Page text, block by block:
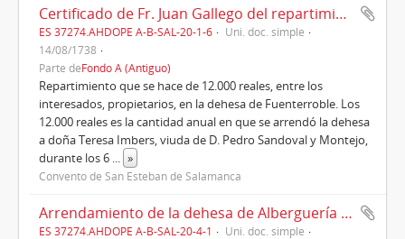
Certificado de Fr. Juan Gallego del repartimiento de 12.000 reales de la renta de Fuenterroble, jurisdicción de Ciudad Rodrigo (1738)
ES 37274.AHDOPE A-B-SAL-20-1-6
Uni. doc. simple
14/08/1738
Parte deFondo A (Antiguo)
Repartimiento que se hace de 12.000 reales, entre los
interesados, propietarios, en la dehesa de Fuenterroble. Los
12.000 reales es la cantidad anual en que se arrendó la dehesa
a doña Teresa Imbers, viuda de D. Pedro Sandoval y Montejo,
durante los 6 ... »
Convento de San Esteban de Salamanca
Arrendamiento de la dehesa de Alberguería a vecinos de Trujillo (1599)
ES 37274.AHDOPE A-B-SAL-20-4-1
Uni. doc. simple